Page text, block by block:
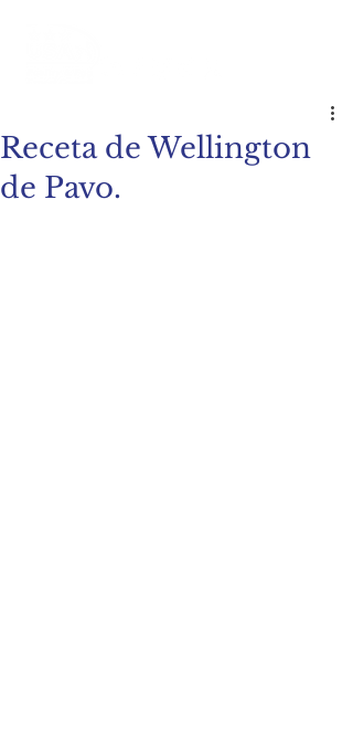
Receta de Wellington
de Pavo.